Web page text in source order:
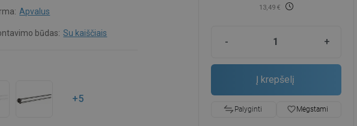
Apvalus
būdas: Su kaiščiais
+5
13,49 €
- +
Į krepšelį
Palyginti favorite_borderMėgstami